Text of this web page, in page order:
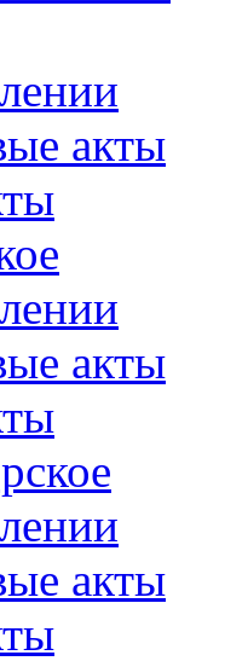
акты
акты
акты